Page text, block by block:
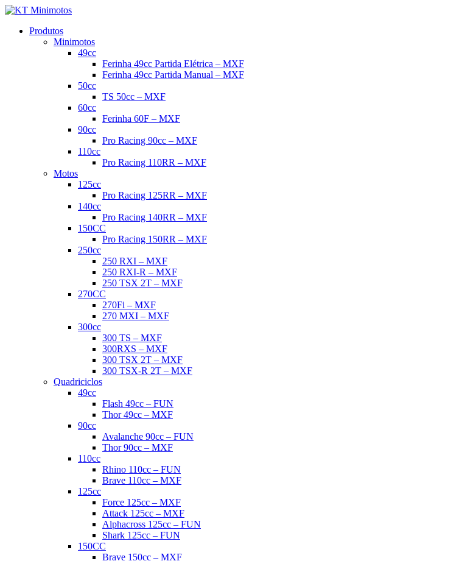
Produtos
Minimotos
49cc
Ferinha 49cc Partida Elétrica – MXF
Ferinha 49cc Partida Manual – MXF
50cc
TS 50cc – MXF
60cc
Ferinha 60F – MXF
90cc
Pro Racing 90cc – MXF
110cc
Pro Racing 110RR – MXF
Motos
125cc
Pro Racing 125RR – MXF
140cc
Pro Racing 140RR – MXF
150CC
Pro Racing 150RR – MXF
250cc
250 RXI – MXF
250 RXI-R – MXF
250 TSX 2T – MXF
270CC
270Fi – MXF
270 MXI – MXF
300cc
300 TS – MXF
300RXS – MXF
300 TSX 2T – MXF
300 TSX-R 2T – MXF
Quadriciclos
49cc
Flash 49cc – FUN
Thor 49cc – MXF
90cc
Avalanche 90cc – FUN
Thor 90cc – MXF
110cc
Rhino 110cc – FUN
Brave 110cc – MXF
125cc
Force 125cc – MXF
Attack 125cc – MXF
Alphacross 125cc – FUN
Shark 125cc – FUN
150CC
Brave 150cc – MXF